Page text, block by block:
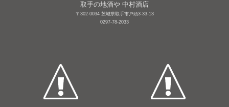
美丈夫 純米大吟醸 舞 う
取手の地酒や 中村酒店
〒302-0034 茨城県取手市戸頭3-33-13
0297-78-2033